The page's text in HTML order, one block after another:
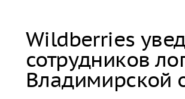
Wildberries
сотрудников
Владимирской